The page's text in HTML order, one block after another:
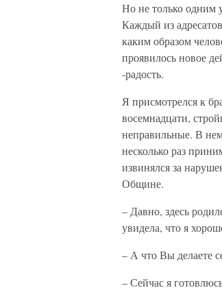
Но не только одним
Каждый из
каким образом
проявилось новое
-радость.
Я присмотрелся к
восемнадцати,
неправильные. В
несколько раз
извинялся за
Общине.
– Давно, здесь
увидела, что я
– А что Вы делаете
– Сейчас я